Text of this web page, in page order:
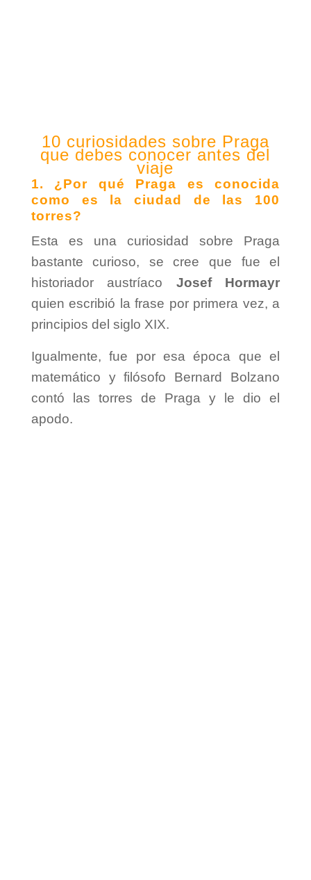
10 curiosidades sobre Praga
que debes conocer antes del
viaje
1. ¿Por qué Praga es conocida
como es la ciudad de las 100
torres?
Esta es una curiosidad sobre Praga
bastante curioso, se cree que fue el
historiador austríaco Josef Hormayr
quien escribió la frase por primera vez, a
principios del siglo XIX.
Igualmente, fue por esa época que el
matemático y filósofo Bernard Bolzano
contó las torres de Praga y le dio el
apodo.